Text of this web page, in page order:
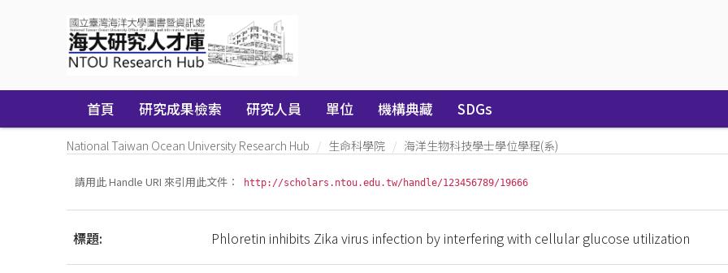
首頁 研究成果檢索 研究人員 單位 機構典藏 SDGs
National Taiwan Ocean University Research Hub 生命科學院 海洋生物科技學士學位學程(系)
請用此 Handle URI 來引用此文件： http://scholars.ntou.edu.tw/handle/123456789/19666
標題: Phloretin inhibits Zika virus infection by interfering with cellular glucose utilization